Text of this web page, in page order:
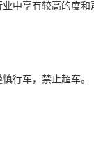
中享有较高的度
行车，禁止超车。